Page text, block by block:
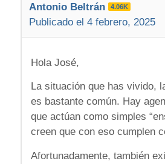
Antonio Beltrán 4.06K
Publicado el 4 febrero, 2025
Hola José,
La situación que has vivido,
es bastante común. Hay
que actúan como simples
creen que con eso cumplen
Afortunadamente, también